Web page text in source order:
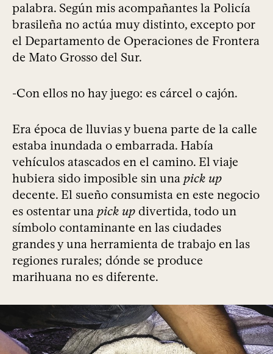
palabra. Según mis acompañantes la Policía
brasileña no actúa muy distinto, excepto por
el Departamento de Operaciones de Frontera
de Mato Grosso del Sur.
-Con ellos no hay juego: es cárcel o cajón.
Era época de lluvias y buena parte de la calle
estaba inundada o embarrada. Había
vehículos atascados en el camino. El viaje
hubiera sido imposible sin una pick up
decente. El sueño consumista en este negocio
es ostentar una pick up divertida, todo un
símbolo contaminante en las ciudades
grandes y una herramienta de trabajo en las
regiones rurales; dónde se produce
marihuana no es diferente.